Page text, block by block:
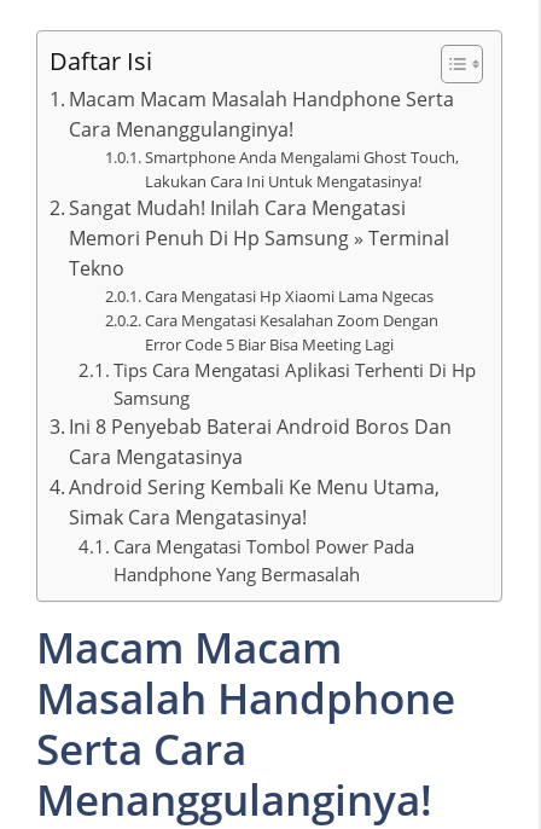
Daftar Isi
Macam Macam Masalah Handphone Serta
Cara Menanggulanginya!
Smartphone Anda Mengalami Ghost Touch,
Lakukan Cara Ini Untuk Mengatasinya!
Sangat Mudah! Inilah Cara Mengatasi
Memori Penuh Di Hp Samsung » Terminal
Tekno
Cara Mengatasi Hp Xiaomi Lama Ngecas
Cara Mengatasi Kesalahan Zoom Dengan
Error Code 5 Biar Bisa Meeting Lagi
Tips Cara Mengatasi Aplikasi Terhenti Di Hp
Samsung
Ini 8 Penyebab Baterai Android Boros Dan
Cara Mengatasinya
Android Sering Kembali Ke Menu Utama,
Simak Cara Mengatasinya!
Cara Mengatasi Tombol Power Pada
Handphone Yang Bermasalah
Macam Macam
Masalah Handphone
Serta Cara
Menanggulanginya!